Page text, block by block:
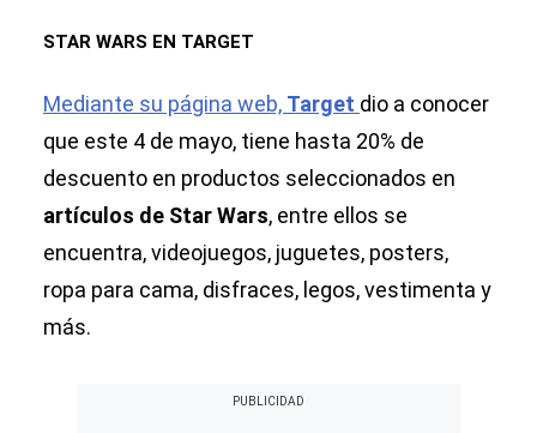
STAR WARS EN TARGET
Mediante su página web, Target dio a conocer
que este 4 de mayo, tiene hasta 20% de
descuento en productos seleccionados en
artículos de Star Wars, entre ellos se
encuentra, videojuegos, juguetes, posters,
ropa para cama, disfraces, legos, vestimenta y
más.